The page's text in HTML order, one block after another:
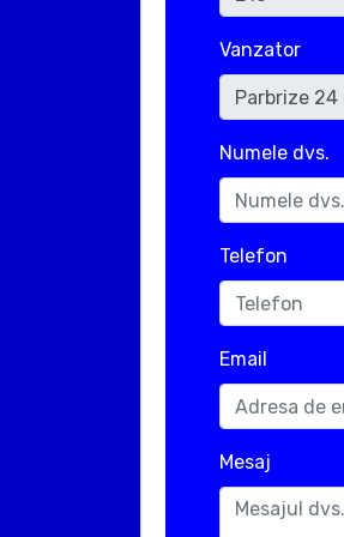
Vanzator
Numele dvs.
Telefon
Email
Mesaj